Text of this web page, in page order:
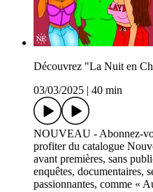
Découvrez "La Nuit en
03/03/2025
40 min
NOUVEAU - Abonnez-
profiter du catalogue
avant premières, sans
enquêtes, documentaires,
passionnantes, comme «